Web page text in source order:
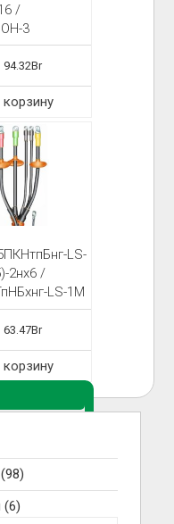
/
3
94.32Br
корзину
LS-
2нх6 /
LS-1М
63.47Br
корзину
(98)
(6)